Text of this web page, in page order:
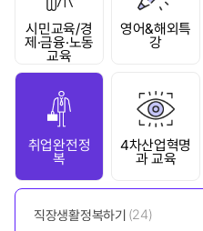
시민교육/경
제·금융·노동
교육
영어&해외특
강
취업완전정
복
4차산업혁명
과 교육
직장생활정복하기 (24)